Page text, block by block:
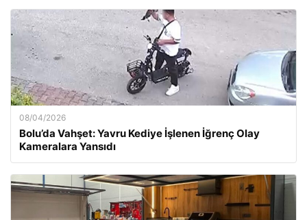
08/04/2026
Bolu’da Vahşet: Yavru Kediye İşlenen İğrenç Olay
Kameralara Yansıdı